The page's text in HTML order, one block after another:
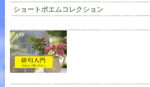
ショートポエムコレクション